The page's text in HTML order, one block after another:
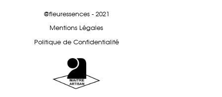
@fleuressences - 2021
Mentions Légales
Politique de Confidentialité